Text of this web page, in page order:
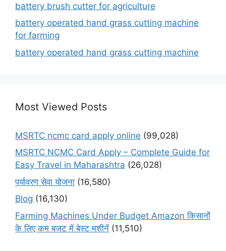
battery brush cutter for agriculture
battery operated hand grass cutting machine
for farming
battery operated hand grass cutting machine
Most Viewed Posts
MSRTC ncmc card apply online (99,028)
MSRTC NCMC Card Apply – Complete Guide for
Easy Travel in Maharashtra (26,028)
पर्यावरण सेवा योजना (16,580)
Blog (16,130)
Farming Machines Under Budget Amazon किसानों
के लिए कम बजट में बेस्ट मशीनें (11,510)